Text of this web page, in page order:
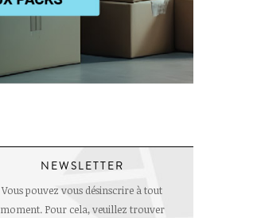
NEWSLETTER
Vous pouvez vous désinscrire à tout
moment. Pour cela, veuillez trouver